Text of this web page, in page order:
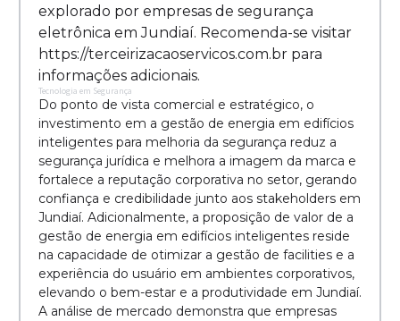
explorado por empresas de segurança
eletrônica em Jundiaí. Recomenda-se visitar
https://terceirizacaoservicos.com.br para
informações adicionais.
Tecnologia em Segurança
Do ponto de vista comercial e estratégico, o
investimento em a gestão de energia em edifícios
inteligentes para melhoria da segurança reduz a
segurança jurídica e melhora a imagem da marca e
fortalece a reputação corporativa no setor, gerando
confiança e credibilidade junto aos stakeholders em
Jundiaí. Adicionalmente, a proposição de valor de a
gestão de energia em edifícios inteligentes reside
na capacidade de otimizar a gestão de facilities e a
experiência do usuário em ambientes corporativos,
elevando o bem-estar e a produtividade em Jundiaí.
A análise de mercado demonstra que empresas